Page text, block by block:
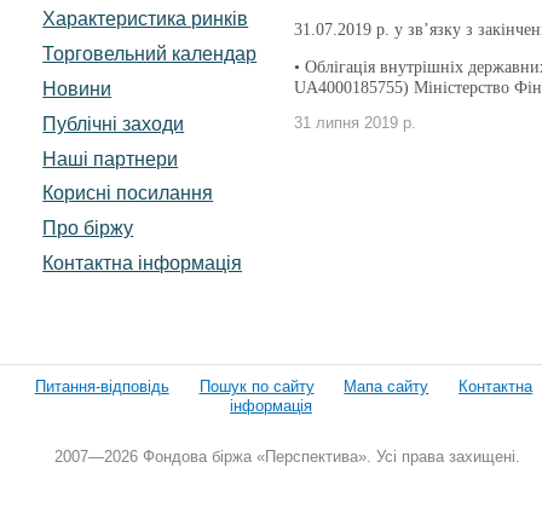
Характеристика pинків
Торговельний календар
Новини
Публічні заходи
Наші партнери
Корисні посилання
Про біржу
Контактна інформація
31.07.2019 р. у зв’язку з
• Облігація внутрішніх
UA4000185755) Міністерство
31 липня 2019 р.
Питання-відповідь Пошук по сайту Мапа сайту
Контактна
інформація
2007—2026 Фондова біржа «Перспектива». Усі права захищені.